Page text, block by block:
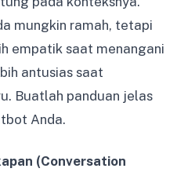
mungkin ramah, tetapi
empatik saat menangani
antusias saat
Buatlah panduan jelas
Anda.
(Conversation